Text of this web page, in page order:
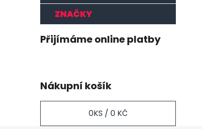
ZNAČKY
Přijímáme online platby
Nákupní košík
0KS / 0 KČ